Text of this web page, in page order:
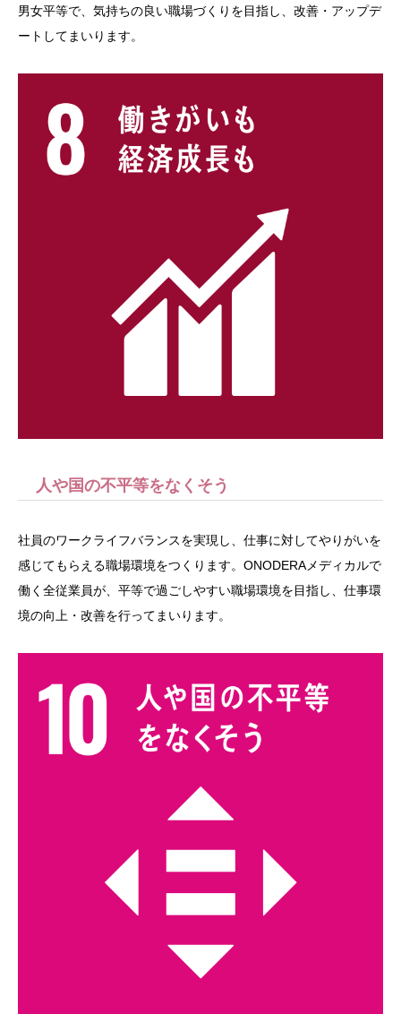
男女平等で、気持ちの良い職場づくりを目指し、改善・アップデ
ートしてまいります。
人や国の不平等をなくそう
社員のワークライフバランスを実現し、仕事に対してやりがいを
感じてもらえる職場環境をつくります。ONODERAメディカルで
働く全従業員が、平等で過ごしやすい職場環境を目指し、仕事環
境の向上・改善を行ってまいります。